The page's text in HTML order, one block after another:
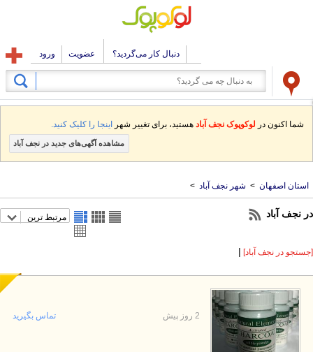
دنبال کار می‌گردید؟ عضویت ورود
شما اکنون در لوکوپوک نجف آبادهستید، برای تغییر شهر اینجا را کلیک کنید.
مشاهده آگهی‌های جدید در نجف آباد
استان اصفهان > شهر نجف آباد >
نجف آباد مرتبط ترین
در نجف آباد] |
تماس بگیرید